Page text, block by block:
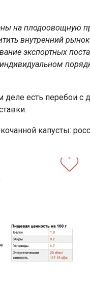
на плодоовощную
внутренний
экспортных
деле есть перебои с
капусты: